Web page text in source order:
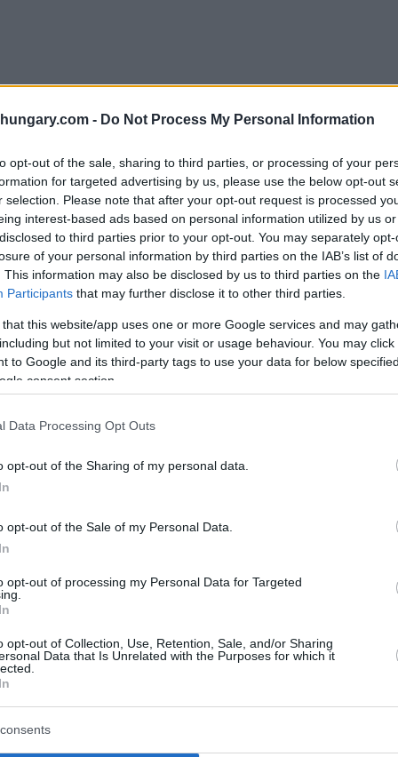
- Do Not Process My Personal Information
opt-out of the sale, sharing to third parties, or processing of your
for targeted advertising by us, please use the below opt-out
selection. Please note that after your opt-out request is processed
interest-based ads based on personal information utilized by us
to third parties prior to your opt-out. You may separately
of your personal information by third parties on the IAB’s list of
This information may also be disclosed by us to third parties on the
Participants that may further disclose it to other third parties.
that this website/app uses one or more Google services and may
but not limited to your visit or usage behaviour. You may
to Google and its third-party tags to use your data for below
consent section.
Data Processing Opt Outs
opt-out of the Sharing of my personal data.
opt-out of the Sale of my Personal Data.
opt-out of processing my Personal Data for Targeted
opt-out of Collection, Use, Retention, Sale, and/or Sharing
Data that Is Unrelated with the Purposes for which it
sin dalla pandemia Leggi di seguito per i
degli alloggi e su come questi sono stati
annunci pubblicitari per gli appartamenti di
molto più alto di condomini con appartamenti
aggiunge: Sebbene la pandemia sia prossima alla
alloggi con balcone è aumentato Rispetto ai tempi
è ora alle porte.”
hanno mostrato più interesse per l’alloggio senza
numero di opzioni abitative presentate con
si è registrato un aumento del 5% dell’interesse
(o semplicemente qualcosa in più) per la vita pre-
i balconi, indipendentemente dalla disposizione,
i condomini intorno alla capitale Budapest è ora
sviluppo della città approfondisce ulteriormente
affitti di Budapest
con balcone è strettamente correlato al
balcone è aumentato del 15,3%, mentre il prezzo
Nel 2022 il prezzo medio al metro quadrato del
2.280 euro.